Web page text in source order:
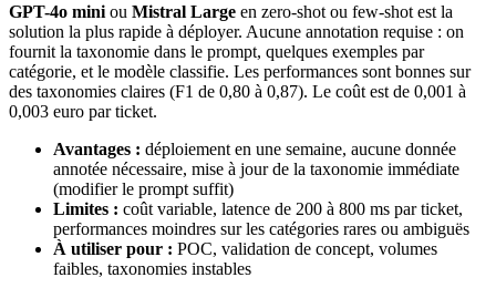
GPT-4o mini ou Mistral Large en zero-shot ou few-shot est la
solution la plus rapide à déployer. Aucune annotation requise : on
fournit la taxonomie dans le prompt, quelques exemples par
catégorie, et le modèle classifie. Les performances sont bonnes sur
des taxonomies claires (F1 de 0,80 à 0,87). Le coût est de 0,001 à
0,003 euro par ticket.
Avantages : déploiement en une semaine, aucune donnée
annotée nécessaire, mise à jour de la taxonomie immédiate
(modifier le prompt suffit)
Limites : coût variable, latence de 200 à 800 ms par ticket,
performances moindres sur les catégories rares ou ambiguës
À utiliser pour : POC, validation de concept, volumes
faibles, taxonomies instables